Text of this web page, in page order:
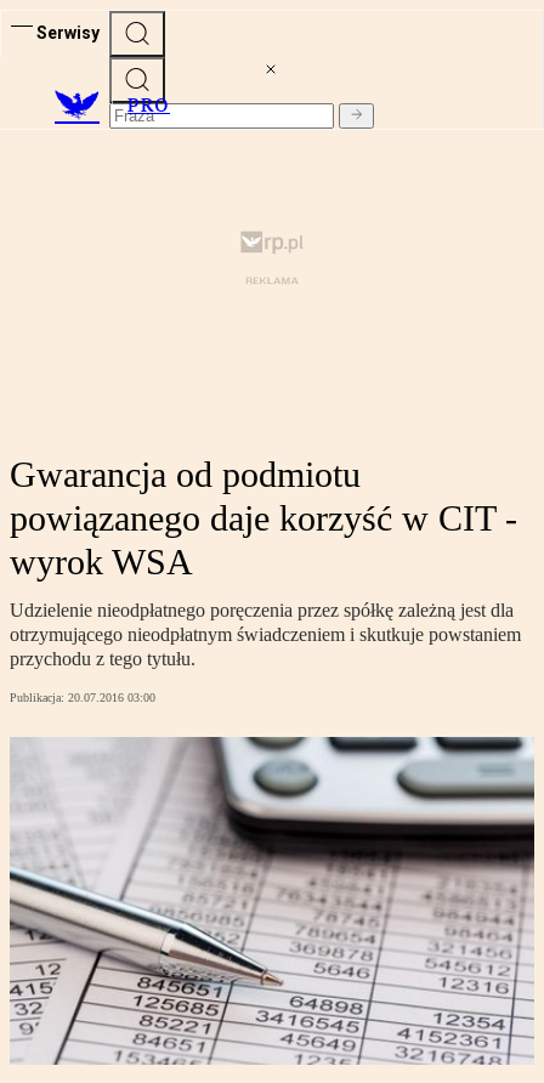
Serwisy
PRO
Gwarancja od podmiotu
powiązanego daje korzyść w CIT -
wyrok WSA
Udzielenie nieodpłatnego poręczenia przez spółkę zależną jest dla
otrzymującego nieodpłatnym świadczeniem i skutkuje powstaniem
przychodu z tego tytułu.
Publikacja: 20.07.2016 03:00